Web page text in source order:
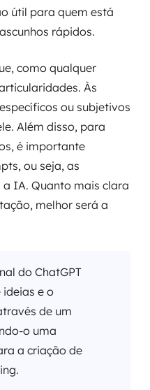
útil para quem está
rápidos.
como qualquer
Às
ou subjetivos
Além disso, para
é importante
ou seja, as
IA. Quanto mais clara
melhor será a
do ChatGPT
e o
de um
o uma
a criação de